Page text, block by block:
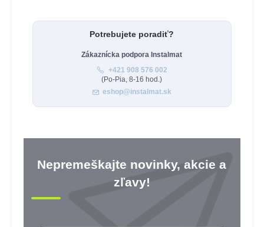
Potrebujete poradiť?
Zákaznícka podpora Instalmat
+421 908 576 002
(Po-Pia, 8-16 hod.)
eshop@instalmat.sk
Nepremeškajte novinky, akcie a
zľavy!